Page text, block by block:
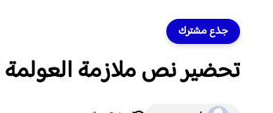
جذع مشترك
تحضير نص ملازمة العولمة